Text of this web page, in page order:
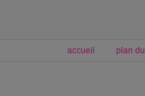
accueil plan